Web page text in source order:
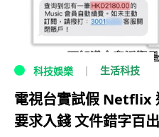
科技娛樂 生活科技
電視台實試假 Netflix
要求入錢 文件錯字百出